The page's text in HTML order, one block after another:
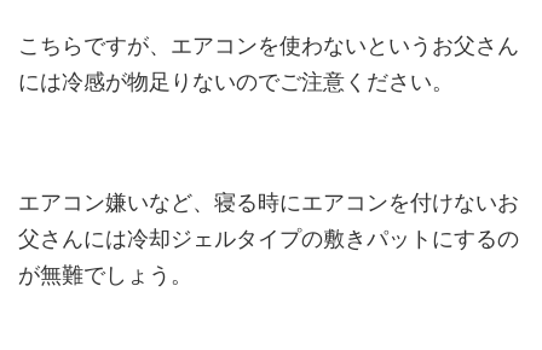
こちらですが、エアコンを使わないというお父さん
には冷感が物足りないのでご注意ください。
エアコン嫌いなど、寝る時にエアコンを付けないお
父さんには冷却ジェルタイプの敷きパットにするの
が無難でしょう。